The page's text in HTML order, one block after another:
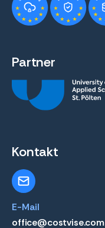
Partner
Kontakt
E-Mail
office@costvise.com